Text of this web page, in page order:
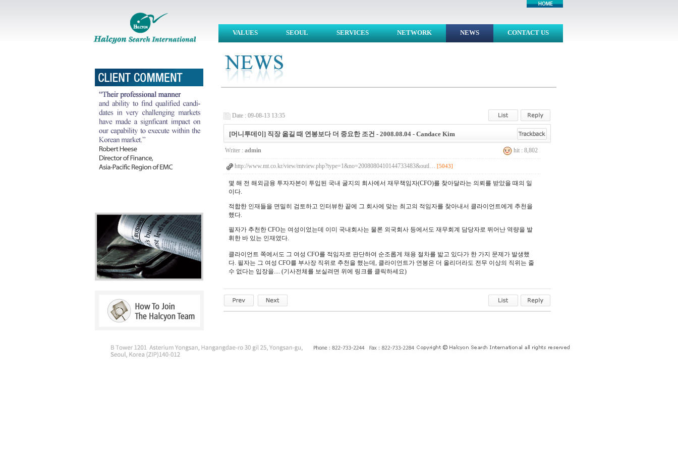
VALUES SEOUL SERVICES NETWORK NEWS CONTACT US
Date : 09-08-13 13:35
[머니투데이] 직장 옮길 때 연봉보다 더 중요한 조건 - 2008.08.04 - Candace Kim
Writer : admin hit : 8,802
http://www.mt.co.kr/view/mtview.php?type=1&no=2008080410144733483&outl… [5043]
몇 해 전 해외금융 투자자본이 투입된 국내 굴지의 회사에서 재무책임자(CFO)를 찾아달라는 의뢰를 받았을 때의 일
이다.
적합한 인재들을 면밀히 검토하고 인터뷰한 끝에 그 회사에 맞는 최고의 적임자를 찾아내서 클라이언트에게 추천을
했다.
필자가 추천한 CFO는 여성이었는데 이미 국내회사는 물론 외국회사 등에서도 재무회계 담당자로 뛰어난 역량을 발
휘한 바 있는 인재였다.
클라이언트 쪽에서도 그 여성 CFO를 적임자로 판단하여 순조롭게 채용 절차를 밟고 있다가 한 가지 문제가 발생했
다. 필자는 그 여성 CFO를 부사장 직위로 추천을 했는데, 클라이언트가 연봉은 더 올리더라도 전무 이상의 직위는 줄
수 없다는 입장을.... (기사전체를 보실려면 위에 링크를 클릭하세요)